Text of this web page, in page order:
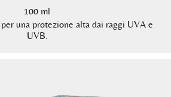
100 ml
una protezione alta dai raggi UVA e
UVB.